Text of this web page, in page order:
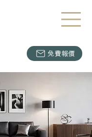
免費報價